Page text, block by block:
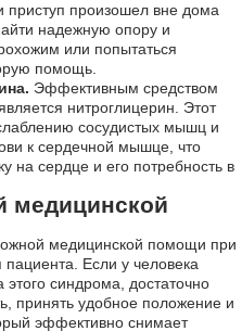
приступ произошел вне дома
надежную опору и
или попытаться
помощь.
Эффективным средством
нитроглицерин. Этот
сосудистых мышц и
к сердечной мышце, что
на сердце и его потребность в
медицинской
медицинской помощи при
пациента. Если у человека
синдрома, достаточно
принять удобное положение и
эффективно снимает